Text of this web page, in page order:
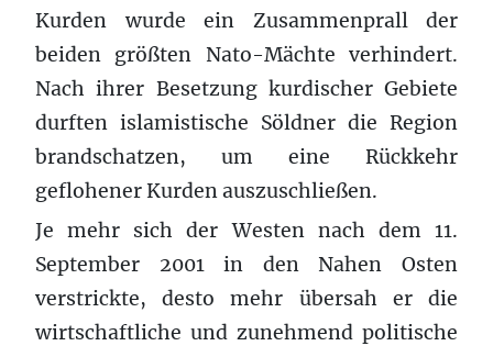
Kurden wurde ein Zusammenprall der
beiden größten Nato-Mächte verhindert.
Nach ihrer Besetzung kurdischer Gebiete
durften islamistische Söldner die Region
brandschatzen, um eine Rückkehr
geflohener Kurden auszuschließen.
Je mehr sich der Westen nach dem 11.
September 2001 in den Nahen Osten
verstrickte, desto mehr übersah er die
wirtschaftliche und zunehmend politische